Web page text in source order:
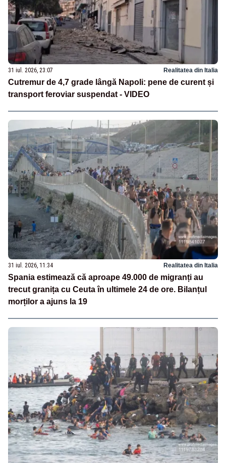
31 iul. 2026, 23:07 Realitatea din Italia
Cutremur de 4,7 grade lângă Napoli: pene de curent și
transport feroviar suspendat - VIDEO
31 iul. 2026, 11:34 Realitatea din Italia
Spania estimează că aproape 49.000 de migranți au
trecut granița cu Ceuta în ultimele 24 de ore. Bilanțul
morților a ajuns la 19